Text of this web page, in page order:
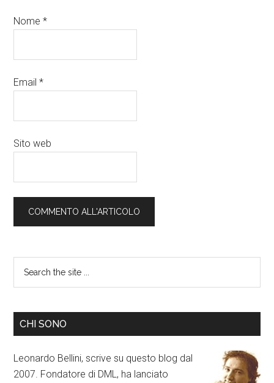
Nome*
Email*
Sito web
CHI SONO
Leonardo Bellini, scrive su questo blog dal
2007. Fondatore di DML, ha lanciato